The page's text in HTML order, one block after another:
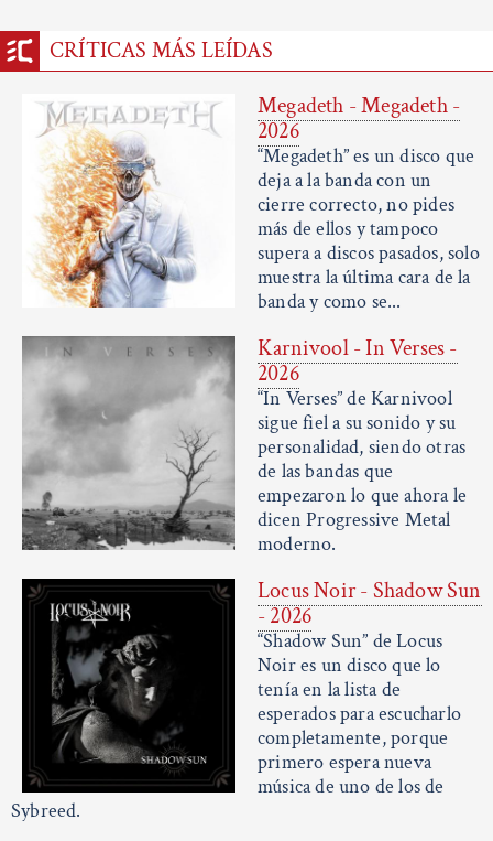
CRÍTICAS MÁS LEÍDAS
Megadeth - Megadeth -
2026
“Megadeth” es un disco que
deja a la banda con un
cierre correcto, no pides
más de ellos y tampoco
supera a discos pasados, solo
muestra la última cara de la
banda y como se...
Karnivool - In Verses -
2026
“In Verses” de Karnivool
sigue fiel a su sonido y su
personalidad, siendo otras
de las bandas que
empezaron lo que ahora le
dicen Progressive Metal
moderno.
Locus Noir - Shadow Sun
- 2026
“Shadow Sun” de Locus
Noir es un disco que lo
tenía en la lista de
esperados para escucharlo
completamente, porque
primero espera nueva
música de uno de los de
Sybreed.